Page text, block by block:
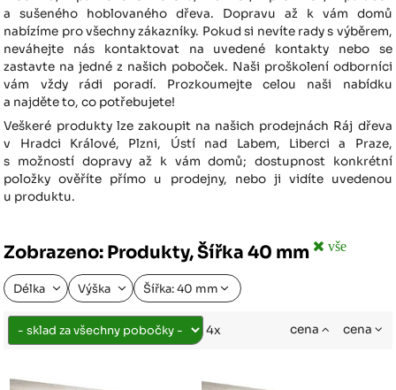
a sušeného hoblovaného dřeva. Dopravu až k vám domů
nabízíme pro všechny zákazníky. Pokud si nevíte rady s výběrem,
neváhejte nás kontaktovat na uvedené kontakty nebo se
zastavte na jedné z našich poboček. Naši proškolení odborníci
vám vždy rádi poradí. Prozkoumejte celou naši nabídku
a najděte to, co potřebujete!
Veškeré produkty lze zakoupit na našich prodejnách Ráj dřeva
v Hradci Králové, Plzni, Ústí nad Labem, Liberci a Praze,
s možností dopravy až k vám domů; dostupnost konkrétní
položky ověříte přímo u prodejny, nebo ji vidíte uvedenou
u produktu.
Zobrazeno: Produkty, Šířka 40 mm vše
Délka Výška Šířka: 40 mm
4x cena cena